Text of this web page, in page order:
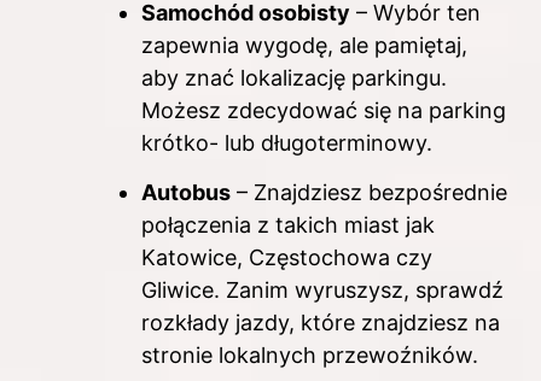
Samochód osobisty – Wybór ten
zapewnia wygodę, ale pamiętaj,
aby znać lokalizację parkingu.
Możesz zdecydować się na parking
krótko- lub długoterminowy.
Autobus – Znajdziesz bezpośrednie
połączenia z takich miast jak
Katowice, Częstochowa czy
Gliwice. Zanim wyruszysz, sprawdź
rozkłady jazdy, które znajdziesz na
stronie lokalnych przewoźników.